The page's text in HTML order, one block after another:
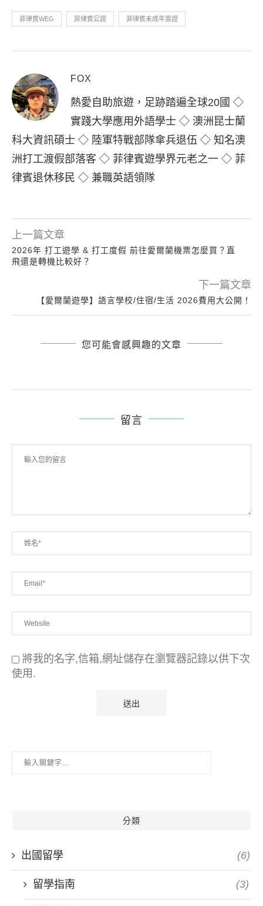
菲律賓WEG 菲律賓公證 菲律賓未成年簽證
FOX
熱愛自助旅遊，足跡踏遍全球20國 ◇
實踐大學應用外語學士 ◇ 澳洲昆士蘭
科大資訊碩士 ◇ 陸軍特戰部隊傘兵退伍 ◇ 知名澳
洲打工渡假部落客 ◇ 菲律賓遊學界元老之一 ◇ 菲
律賓退休移民 ◇ 兼職英語領隊
上一篇文章
2026年 打工遊學 & 打工度假 前往愛爾蘭機票怎麼買？直
飛還是轉機比較好？
下一篇文章
【愛爾蘭遊學】語言學校/住宿/生活 2026費用大公開！
您可能會感興趣的文章
留言
將我的名字,信箱,網址儲存在瀏覽器記錄以供下次
使用.
分類
出國留學 (6)
留學指南 (3)